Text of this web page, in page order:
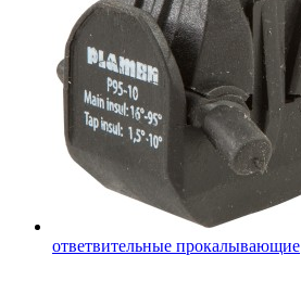
ответвительные прокалывающие